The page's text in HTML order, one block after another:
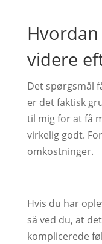
videre
Det spørgsmål
er det faktisk
til mig for at få
virkelig godt.
omkostninger.
Hvis du har
så ved du, at
komplicerede